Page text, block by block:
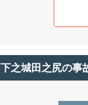
下之城田之尻の事